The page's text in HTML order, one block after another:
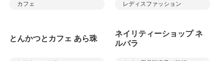
カフェ レディスファッション
とんかつとカフェ あら珠
ネイリティーショップ ネ
ルパラ